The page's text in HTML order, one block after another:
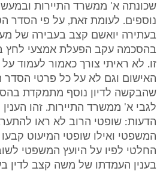
שכונתה א' ממשרד התיירות
נוספים. לעומת זאת, על פי הסדר
בעתירה יואשם קצב בעבירה של
בהסכמה עקב הפעלת אמצעי לחץ
זו. לא ראיתי צורך כאמור לעמוד
האישום וגם לא על כל פרטי הסדר
שהבקשה לדיון נוסף מתמקדת
לגבי א' ממשרד התיירות. זהו הענין
הדעות: שופטי הרוב לא ראו
המשפטי ואילו שופטי המיעוט קבעו
החלטי לפיו על היועץ המשפטי
בענין העמדתו של משה קצב לדין